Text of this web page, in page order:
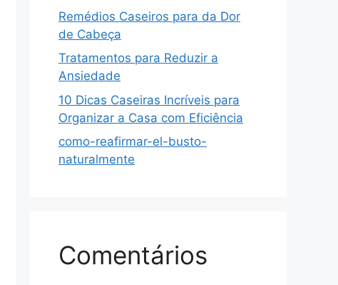
Remédios Caseiros para da Dor
de Cabeça
Tratamentos para Reduzir a
Ansiedade
10 Dicas Caseiras Incríveis para
Organizar a Casa com Eficiência
como-reafirmar-el-busto-
naturalmente
Comentários